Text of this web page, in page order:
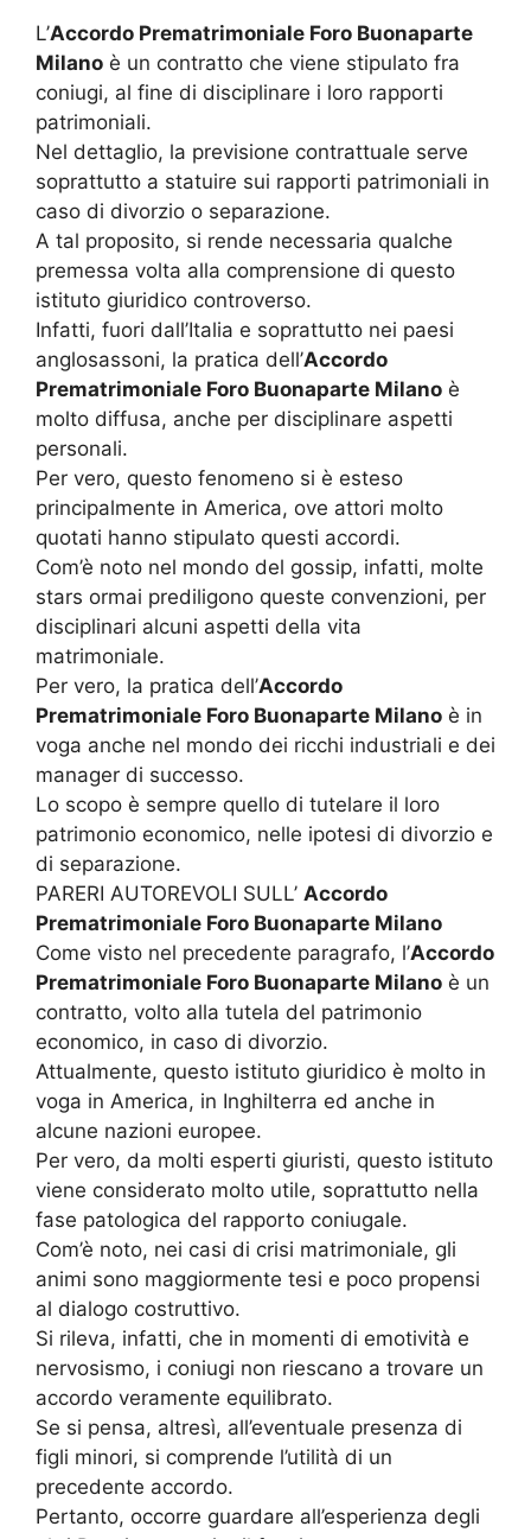
L’Accordo Prematrimoniale Foro Buonaparte
Milano è un contratto che viene stipulato fra
coniugi, al fine di disciplinare i loro rapporti
patrimoniali.
Nel dettaglio, la previsione contrattuale serve
soprattutto a statuire sui rapporti patrimoniali in
caso di divorzio o separazione.
A tal proposito, si rende necessaria qualche
premessa volta alla comprensione di questo
istituto giuridico controverso.
Infatti, fuori dall’Italia e soprattutto nei paesi
anglosassoni, la pratica dell’Accordo
Prematrimoniale Foro Buonaparte Milano è
molto diffusa, anche per disciplinare aspetti
personali.
Per vero, questo fenomeno si è esteso
principalmente in America, ove attori molto
quotati hanno stipulato questi accordi.
Com’è noto nel mondo del gossip, infatti, molte
stars ormai prediligono queste convenzioni, per
disciplinari alcuni aspetti della vita
matrimoniale.
Per vero, la pratica dell’Accordo
Prematrimoniale Foro Buonaparte Milano è in
voga anche nel mondo dei ricchi industriali e dei
manager di successo.
Lo scopo è sempre quello di tutelare il loro
patrimonio economico, nelle ipotesi di divorzio e
di separazione.
PARERI AUTOREVOLI SULL’ Accordo
Prematrimoniale Foro Buonaparte Milano
Come visto nel precedente paragrafo, l’Accordo
Prematrimoniale Foro Buonaparte Milano è un
contratto, volto alla tutela del patrimonio
economico, in caso di divorzio.
Attualmente, questo istituto giuridico è molto in
voga in America, in Inghilterra ed anche in
alcune nazioni europee.
Per vero, da molti esperti giuristi, questo istituto
viene considerato molto utile, soprattutto nella
fase patologica del rapporto coniugale.
Com’è noto, nei casi di crisi matrimoniale, gli
animi sono maggiormente tesi e poco propensi
al dialogo costruttivo.
Si rileva, infatti, che in momenti di emotività e
nervosismo, i coniugi non riescano a trovare un
accordo veramente equilibrato.
Se si pensa, altresì, all’eventuale presenza di
figli minori, si comprende l’utilità di un
precedente accordo.
Pertanto, occorre guardare all’esperienza degli